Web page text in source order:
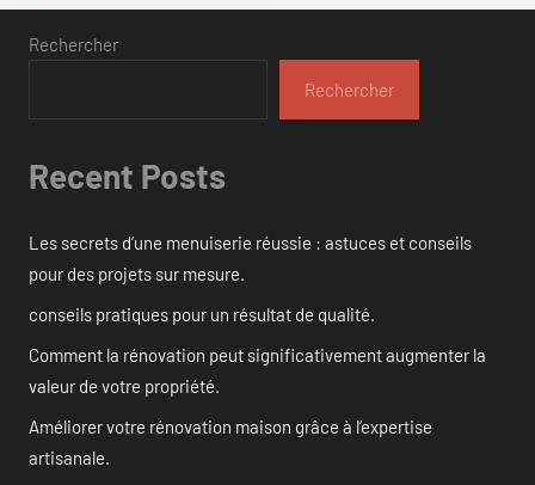
Rechercher
Rechercher
Recent Posts
Les secrets d’une menuiserie réussie : astuces et conseils
pour des projets sur mesure.
conseils pratiques pour un résultat de qualité.
Comment la rénovation peut significativement augmenter la
valeur de votre propriété.
Améliorer votre rénovation maison grâce à l’expertise
artisanale.